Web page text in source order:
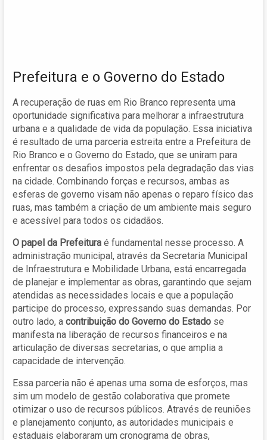
Prefeitura e o Governo do Estado
A recuperação de ruas em Rio Branco representa uma
oportunidade significativa para melhorar a infraestrutura
urbana e a qualidade de vida da população. Essa iniciativa
é resultado de uma parceria estreita entre a Prefeitura de
Rio Branco e o Governo do Estado, que se uniram para
enfrentar os desafios impostos pela degradação das vias
na cidade. Combinando forças e recursos, ambas as
esferas de governo visam não apenas o reparo físico das
ruas, mas também a criação de um ambiente mais seguro
e acessível para todos os cidadãos.
O papel da Prefeitura é fundamental nesse processo. A
administração municipal, através da Secretaria Municipal
de Infraestrutura e Mobilidade Urbana, está encarregada
de planejar e implementar as obras, garantindo que sejam
atendidas as necessidades locais e que a população
participe do processo, expressando suas demandas. Por
outro lado, a contribuição do Governo do Estado se
manifesta na liberação de recursos financeiros e na
articulação de diversas secretarias, o que amplia a
capacidade de intervenção.
Essa parceria não é apenas uma soma de esforços, mas
sim um modelo de gestão colaborativa que promete
otimizar o uso de recursos públicos. Através de reuniões
e planejamento conjunto, as autoridades municipais e
estaduais elaboraram um cronograma de obras,